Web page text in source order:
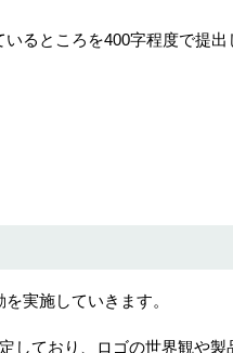
るところを400字程度で提出
実施していきます。
しており、ロゴの世界観や製